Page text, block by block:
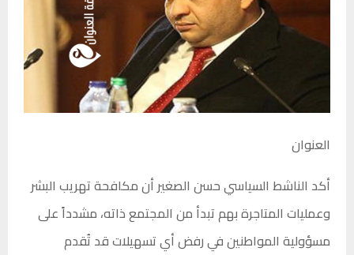
العنوان
أكد الناشط السياسي حسن الصغير أن مكافحة تهريب البشر
وعمليات المتاجرة بهم تبدأ من المجتمع ذاته، مشدداً على
مسؤولية المواطنين في رفض أي تسهيلات قد تُقدم